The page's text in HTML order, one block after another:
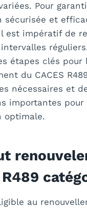
Pour
sécurisée et
est impératif de
étapes clés pour
du CACES
nécessaires et
importantes pour
optimale.
R489
au